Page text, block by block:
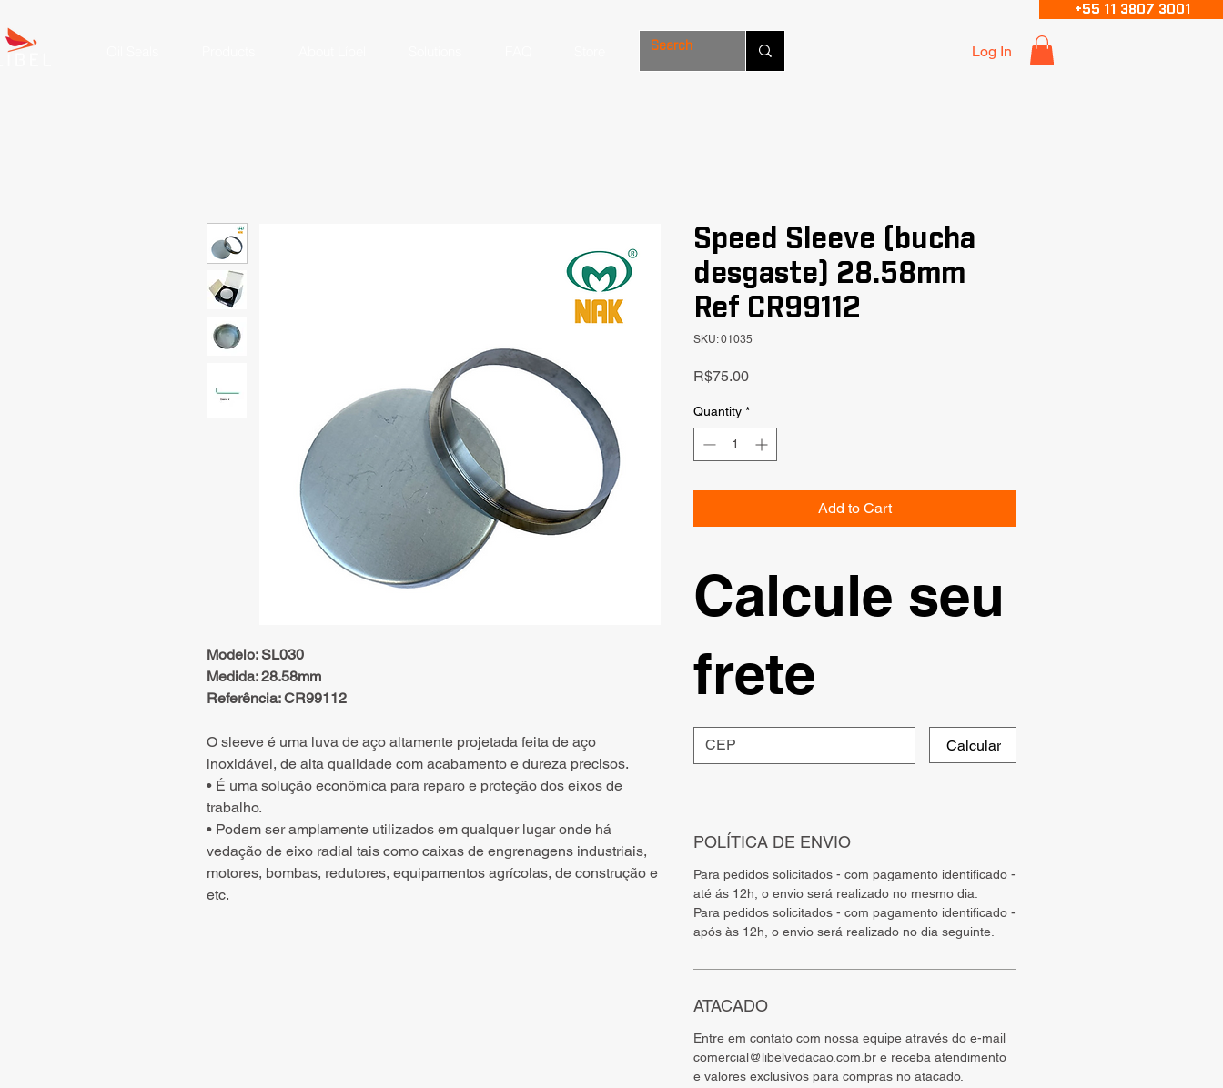
+55 11 3807 3001
Log In
Modelo: SL030
Medida: 28.58mm
Referência: CR99112
O sleeve é uma luva de aço altamente projetada feita de aço
inoxidável, de alta qualidade com acabamento e dureza precisos.
• É uma solução econômica para reparo e proteção dos eixos de
trabalho.
• Podem ser amplamente utilizados em qualquer lugar onde há
vedação de eixo radial tais como caixas de engrenagens industriais,
motores, bombas, redutores, equipamentos agrícolas, de construção e
etc.
Speed Sleeve (bucha
desgaste) 28.58mm
Ref CR99112
SKU: 01035
R$75.00Price
Quantity *
Add to Cart
Calcule seu
frete
Calcular
POLÍTICA DE ENVIO
Para pedidos solicitados - com pagamento identificado -
até ás 12h, o envio será realizado no mesmo dia.
Para pedidos solicitados - com pagamento identificado -
após às 12h, o envio será realizado no dia seguinte.
ATACADO
Entre em contato com nossa equipe através do e-mail
comercial@libelvedacao.com.br e receba atendimento
e valores exclusivos para compras no atacado.